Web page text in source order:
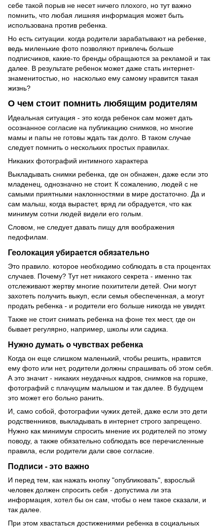
себе такой порыв не несет ничего плохого, но тут важно
помнить, что любая лишняя информация может быть
использована против ребенка.
Но есть ситуации. когда родители зарабатывают на ребенке,
ведь миленькие фото позволяют привлечь больше
подписчиков, какие-то бренды обращаются за рекламой и так
далее. В результате ребенок может даже стать интернет-
знаменитостью, но насколько ему самому нравится такая
жизнь?
О чем стоит помнить любящим родителям
Идеальная ситуация - это когда ребенок сам может дать
осознанное согласие на публикацию снимков, но многие
мамы и папы не готовы ждать так долго. В таком случае
следует помнить о нескольких простых правилах.
Никаких фотографий интимного характера
Выкладывать снимки ребенка, где он обнажен, даже если это
младенец, однозначно не стоит. К сожалению, людей с не
самыми приятными наклонностями в мире достаточно. Да и
сам малыш, когда вырастет, вряд ли обрадуется, что как
минимум сотни людей видели его голым.
Словом, не следует давать пищу для воображения
педофилам.
Геолокация убирается обязательно
Это правило. которое необходимо соблюдать в ста процентах
случаев. Почему? Тут нет никакого секрета - именно так
отслеживают жертву многие похитители детей. Они могут
захотеть получить выкуп, если семья обеспеченная, а могут
продать ребенка - и родители его больше никогда не увидят.
Также не стоит снимать ребенка на фоне тех мест, где он
бывает регулярно, например, школы или садика.
Нужно думать о чувствах ребенка
Когда он еще слишком маленький, чтобы решить, нравится
ему фото или нет, родители должны спрашивать об этом себя.
А это значит - никаких неудачных кадров, снимков на горшке,
фотографий с плачущим малышом и так далее. В будущем
это может его больно ранить.
И, само собой, фотографии чужих детей, даже если это дети
родственников, выкладывать в интернет строго запрещено.
Нужно как минимум спросить мнение их родителей по этому
поводу, а также обязательно соблюдать все перечисленные
правила, если родители дали свое согласие.
Подписи - это важно
И перед тем, как нажать кнопку "опубликовать", взрослый
человек должен спросить себя - допустима ли эта
информация, хотел бы он сам, чтобы о нем такое сказали, и
так далее.
При этом хвастаться достижениями ребенка в социальных